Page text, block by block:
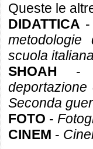
Queste le
DIDATTICA
scuola
SHOAH
Seconda
FOTO -
CINEM -